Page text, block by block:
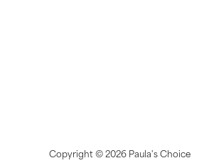
Copyright ©2026 Paula's Choice